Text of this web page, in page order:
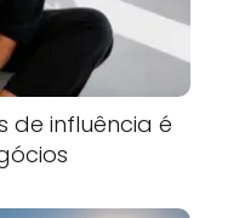
de influência é